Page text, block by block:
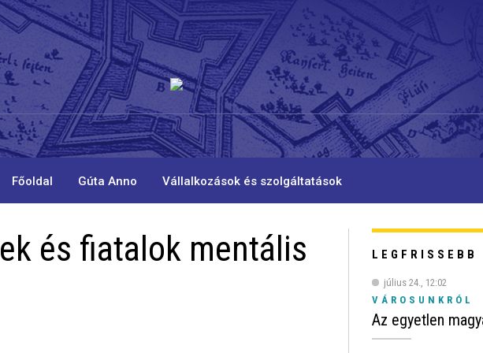
Főoldal Gúta Anno Vállalkozások és szolgáltatások
és fiatalok mentális
LEGFRISSEBB
július 24., 12:02
VÁROSUNKRÓL
Az egyetlen